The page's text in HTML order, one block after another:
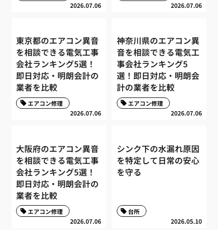
2026.07.06 2026.07.06
東京都のエアコン異音
を相談できる電気工事
会社ランキング5選！
即日対応・明朗会計の
業者を比較
2026.07.06
エアコン修理
神奈川県のエアコン異
音を相談できる電気工
事会社ランキング5
選！即日対応・明朗会
計の業者を比較
2026.07.06
エアコン修理
大阪府のエアコン異音
を相談できる電気工事
会社ランキング5選！
即日対応・明朗会計の
業者を比較
2026.07.06
エアコン修理
シンク下の水漏れ原因
を特定して日常の安心
を守る
2026.05.10
台所